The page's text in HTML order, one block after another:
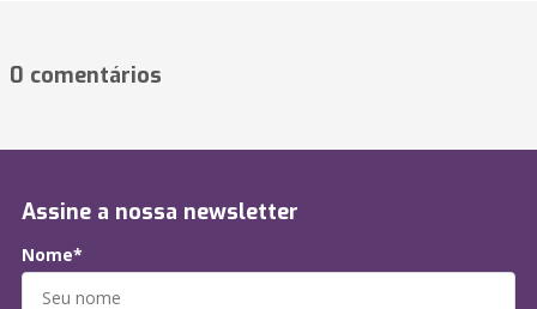
0 comentários
Assine a nossa newsletter
Nome*